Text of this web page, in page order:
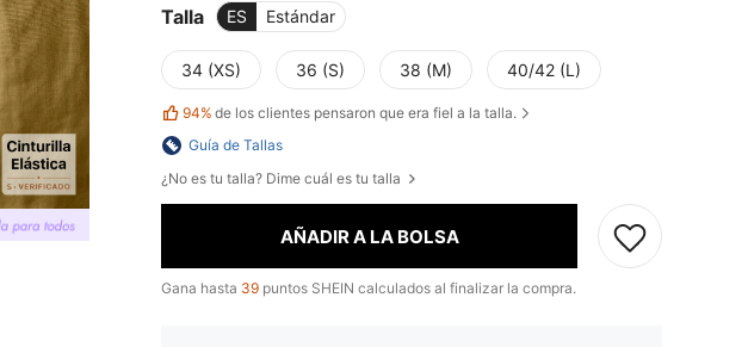
Talla ES Estándar
34 (XS) 36 (S) 38 (M) 40/42 (L)
94% de los clientes pensaron que era fiel a la talla.
Guía de Tallas
¿No es tu talla? Dime cuál es tu talla
AÑADIR A LA BOLSA
Gana hasta 39 puntos SHEIN calculados al finalizar la compra.